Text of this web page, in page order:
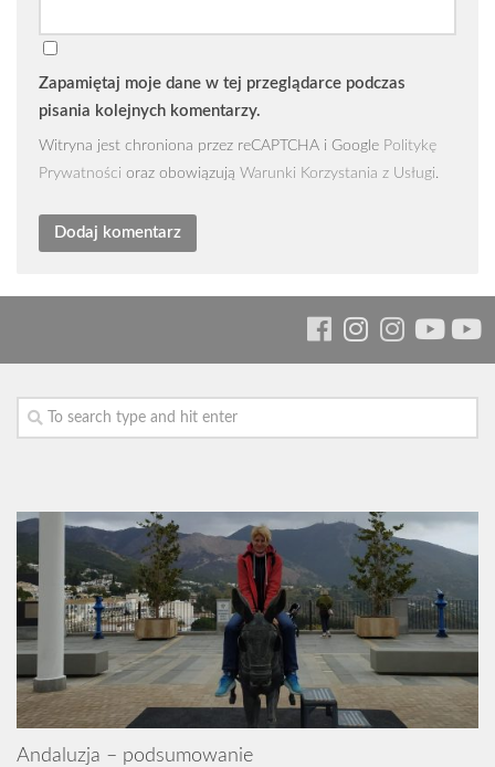
Zapamiętaj moje dane w tej przeglądarce podczas
pisania kolejnych komentarzy.
Witryna jest chroniona przez reCAPTCHA i Google Politykę
Prywatności oraz obowiązują Warunki Korzystania z Usługi.
Andaluzja – podsumowanie